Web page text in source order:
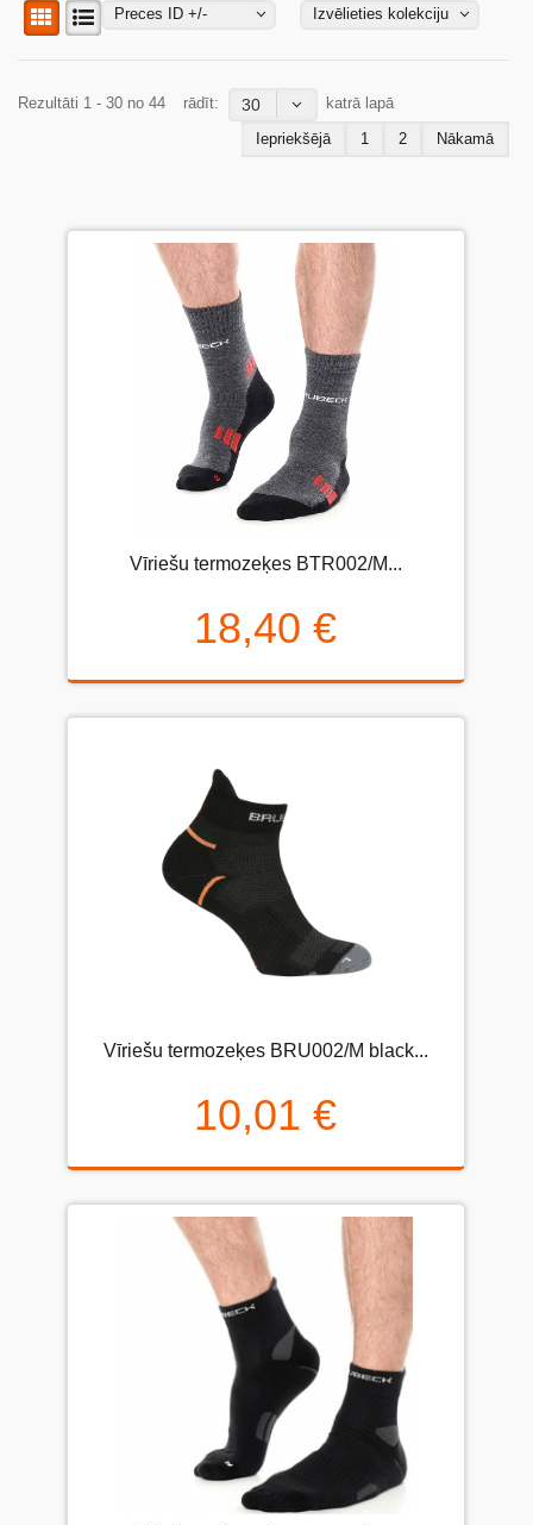
Preces ID +/- Izvēlieties kolekciju
Rezultāti 1 - 30 no 44 rādīt: 30
katrā lapā
Iepriekšējā
1 2 Nākamā
Vīriešu termozeķes BTR002/M...
18,40 €
Vīriešu termozeķes BRU002/M black...
10,01 €